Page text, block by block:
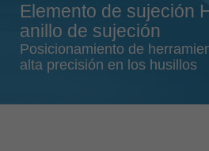
Singapore
english
Slovenija
Suomi
Elemento de sujeción
anillo de sujeción
Posicionamiento de
alta precisión en los husillos